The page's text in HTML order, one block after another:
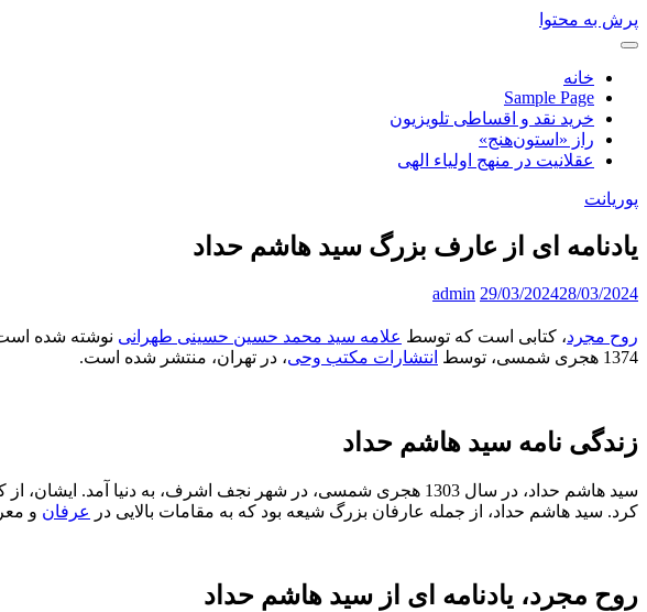
پرش به محتوا
خانه
Sample Page
خرید نقد و اقساطی تلویزیون
راز «استون‌هنج»
عقلانیت در منهج اولیاء الهی
پوریانت
یادنامه ای از عارف بزرگ سید هاشم حداد
29/03/202428/03/2024
admin
روح مجرد، کتابی است که توسط علامه سید محمد حسین حسینی طهرانی نوشته شده است
1374 هجری شمسی، توسط
انتشارات مکتب وحی، در تهران، منتشر شده است.
زندگی نامه سید هاشم حداد
سید هاشم حداد، در سال 1303 هجری شمسی، در شهر نجف اشرف، به دنیا آمد. ایشان، از کودکی، به تحصیل علوم دینی پرداخت و در محضر بزرگان علم و عرفان، از جمله
کرد. سید هاشم حداد، از جمله عارفان بزرگ شیعه بود که به مقامات بالایی در
عرفان و
روح مجرد، یادنامه ای از سید هاشم حداد